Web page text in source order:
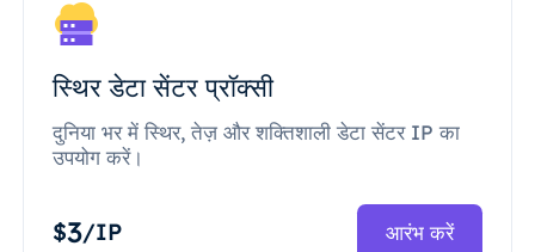
स्थिर डेटा सेंटर प्रॉक्सी
दुनिया भर में स्थिर, तेज़ और शक्तिशाली डेटा सेंटर IP का
उपयोग करें।
$3/IP आरंभ करें